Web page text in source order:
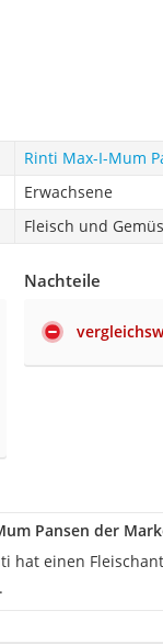
Rinti Max-I-Mum
Erwachsene
Fleisch und
Nachteile
Pansen der
hat einen